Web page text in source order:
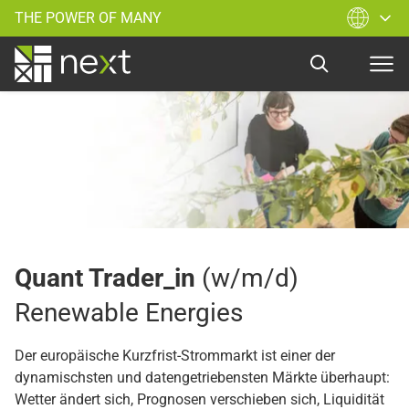
THE POWER OF MANY
Quant Trader_in (w/m/d)
Renewable Energies
Der europäische Kurzfrist-Strommarkt ist einer der
dynamischsten und datengetriebensten Märkte überhaupt:
Wetter ändert sich, Prognosen verschieben sich, Liquidität